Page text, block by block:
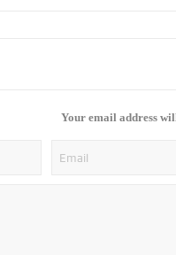
Your email address